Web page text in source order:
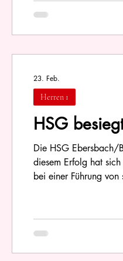
HSG
Die HSG Ebersbach/
diesem Erfolg hat
bei einer Führung
Herren 1
23. Feb.